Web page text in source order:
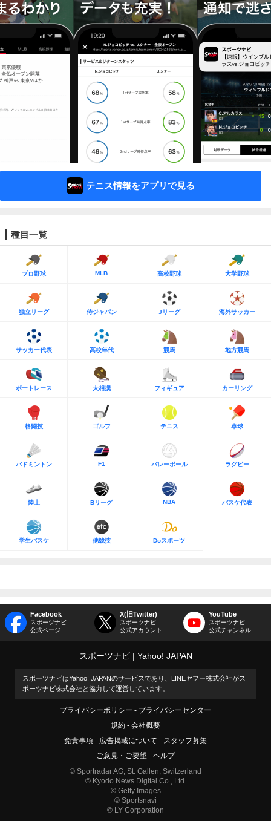
テニス情報をアプリで見る
種目一覧
プロ野球 MLB 高校野球 大学野球
独立リーグ 侍ジャパン Jリーグ 海外サッカー
サッカー代表 高校年代 競馬 地方競馬
ボートレース 大相撲 フィギュア カーリング
格闘技 ゴルフ テニス 卓球
バドミントン F1 バレーボール ラグビー
陸上 Bリーグ NBA バスケ代表
学生バスケ 他競技 Doスポーツ
Facebook
スポーツナビ
公式ページ
X(旧Twitter)
スポーツナビ
公式アカウント
YouTube
スポーツナビ
公式チャンネル
スポーツナビ Yahoo! JAPAN
スポーツナビはYahoo! JAPANのサービスであり、LINEヤフー株式会社がス
ポーツナビ株式会社と協力して運営しています。
プライバシーポリシー
プライバシーセンター
規約
会社概要
免責事項
広告掲載について
スタッフ募集
ご意見・ご要望
ヘルプ
© Sportradar AG, St. Gallen, Switzerland
© Kyodo News Digital Co., Ltd.
© Getty Images
© Sportsnavi
© LY Corporation